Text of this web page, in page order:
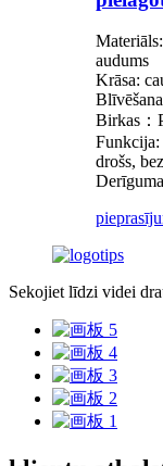
audums
Krāsa:
Birkas：
Funkcija:
drošs,
Sekojiet līdzi videi